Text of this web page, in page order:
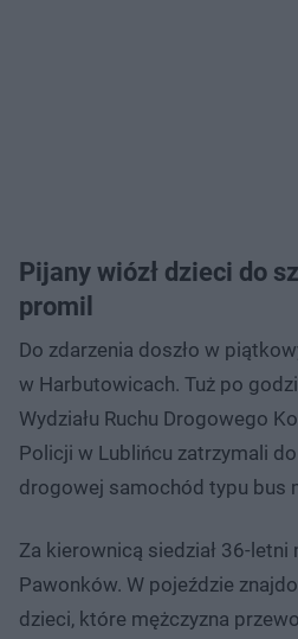
Pijany wiózł dzieci do
promil
Do zdarzenia doszło w
w Harbutowicach. Tuż po
Wydziału Ruchu Drogowego
Policji w Lublińcu zatrzymali
drogowej samochód typu bus
Za kierownicą siedział 36-
Pawonków. W pojeździe
dzieci, które mężczyzna